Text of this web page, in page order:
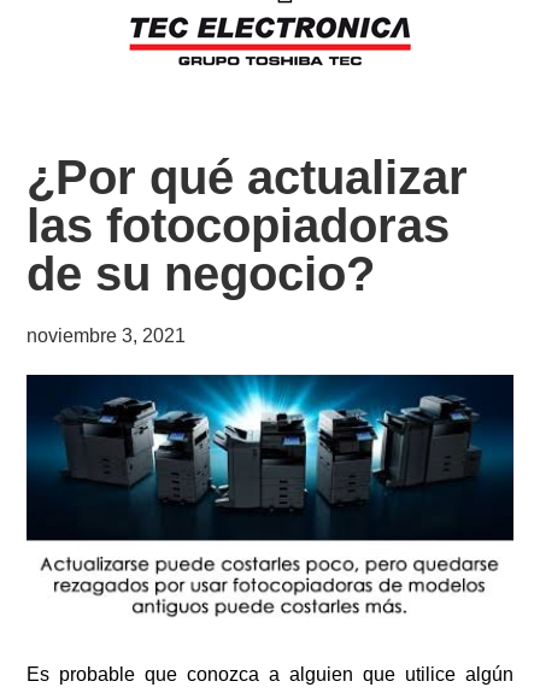
¿Por qué actualizar
las fotocopiadoras
de su negocio?
noviembre 3, 2021
Es probable que conozca a alguien que utilice algún